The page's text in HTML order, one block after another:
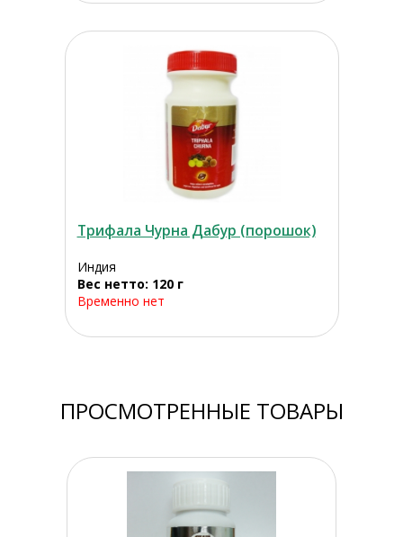
Трифала Чурна Дабур (порошок)
Индия
Вес нетто: 120 г
Временно нет
ПРОСМОТРЕННЫЕ ТОВАРЫ